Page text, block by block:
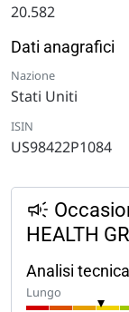
20.582
Dati anagrafici
Nazione
Stati Uniti
ISIN
US98422P1084
HEALTH
Analisi tecnica
Lungo